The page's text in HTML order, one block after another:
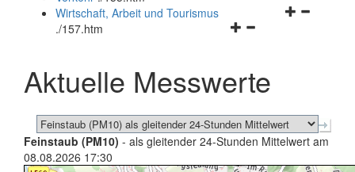
schließen
Navigationsmenü
schließen
Wirtschaft, Arbeit und Tourismus
./157.htm
Aktuelle Messwerte
Feinstaub (PM10) - als gleitender 24-Stunden Mittelwert am
08.08.2026 17:30